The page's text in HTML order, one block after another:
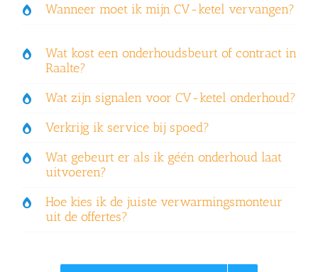
Wanneer moet ik mijn CV-ketel vervangen?
Wat kost een onderhoudsbeurt of contract in
Raalte?
Wat zijn signalen voor CV-ketel onderhoud?
Verkrijg ik service bij spoed?
Wat gebeurt er als ik géén onderhoud laat
uitvoeren?
Hoe kies ik de juiste verwarmingsmonteur
uit de offertes?